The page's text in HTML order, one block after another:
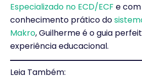
Especializado no ECD/ECF e
conhecimento prático do
Makro, Guilherme é o guia
experiência educacional.
Leia Também: